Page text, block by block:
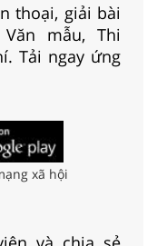
thoại, giải bài
mẫu, Thi
Tải ngay ứng
xã hội